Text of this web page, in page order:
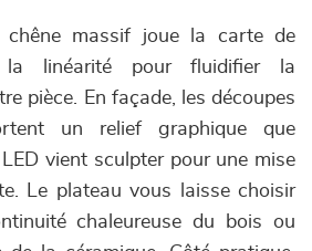
chêne massif joue la carte de
la linéarité pour fluidifier la
pièce. En façade, les découpes
un relief graphique que
LED vient sculpter pour une mise
Le plateau vous laisse choisir
chaleureuse du bois ou